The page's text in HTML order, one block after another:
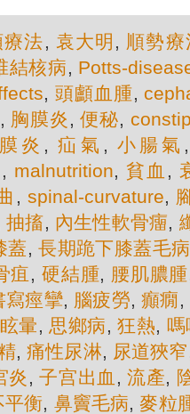
法, 袁大明 , 順勢療
結核病, Potts-
,頭顱血腫,
, 胸膜炎 ,便秘,
炎 ,疝氣 , 小腸氣
, malnutrition, 貧血 ,
, spinal-curvature,
抽搐, 內生性軟骨癅,
蓋,長期跪下膝蓋毛病
疽,硬結腫, 腰肌膿腫
寫痙攣, 腦疲勞,癲癇,
眩暈, 思鄉病,狂熱,
,痛性尿淋, 尿道狹窄
炎 ,子宫出血 ,流產,
平衡, 鼻竇毛病,麥粒